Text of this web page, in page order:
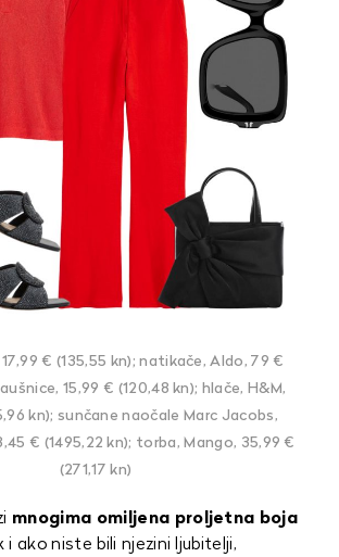
€ (135,55 kn); natikače, Aldo, 79 €
15,99 € (120,48 kn); hlače, H&M,
kn); sunčane naočale Marc Jacobs,
€ (1495,22 kn); torba, Mango, 35,99 €
(271,17 kn)
mnogima omiljena proljetna boja
i ako niste bili njezini ljubitelji,